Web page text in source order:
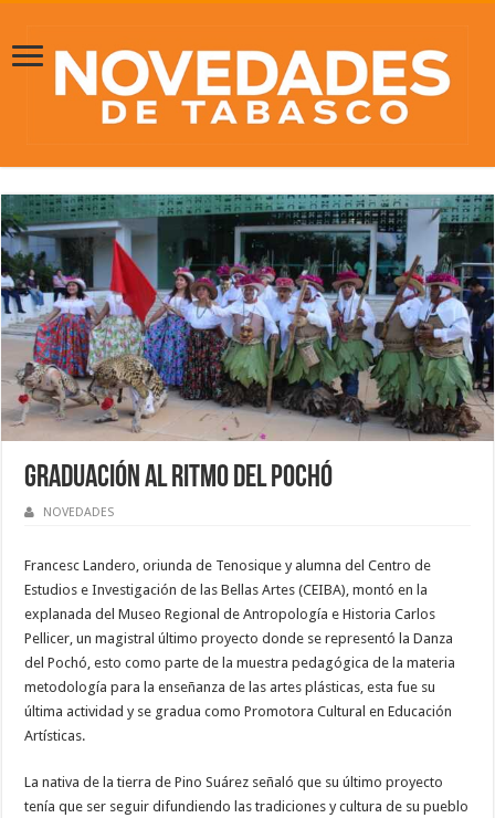
Graduación al ritmo del Pochó
NOVEDADES
Francesc Landero, oriunda de Tenosique y alumna del Centro de
Estudios e Investigación de las Bellas Artes (CEIBA), montó en la
explanada del Museo Regional de Antropología e Historia Carlos
Pellicer, un magistral último proyecto donde se representó la Danza
del Pochó, esto como parte de la muestra pedagógica de la materia
metodología para la enseñanza de las artes plásticas, esta fue su
última actividad y se gradua como Promotora Cultural en Educación
Artísticas.
La nativa de la tierra de Pino Suárez señaló que su último proyecto
tenía que ser seguir difundiendo las tradiciones y cultura de su pueblo